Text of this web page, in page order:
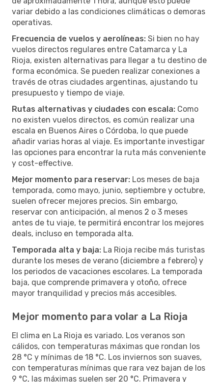
variar debido a las condiciones climáticas o demoras
operativas.
Frecuencia de vuelos y aerolíneas: Si bien no hay
vuelos directos regulares entre Catamarca y La
Rioja, existen alternativas para llegar a tu destino de
forma económica. Se pueden realizar conexiones a
través de otras ciudades argentinas, ajustando tu
presupuesto y tiempo de viaje.
Rutas alternativas y ciudades con escala: Como
no existen vuelos directos, es común realizar una
escala en Buenos Aires o Córdoba, lo que puede
añadir varias horas al viaje. Es importante investigar
las opciones para encontrar la ruta más conveniente
y cost-effective.
Mejor momento para reservar: Los meses de baja
temporada, como mayo, junio, septiembre y octubre,
suelen ofrecer mejores precios. Sin embargo,
reservar con anticipación, al menos 2 o 3 meses
antes de tu viaje, te permitirá encontrar los mejores
deals, incluso en temporada alta.
Temporada alta y baja: La Rioja recibe más turistas
durante los meses de verano (diciembre a febrero) y
los periodos de vacaciones escolares. La temporada
baja, que comprende primavera y otoño, ofrece
mayor tranquilidad y precios más accesibles.
Mejor momento para volar a La Rioja
El clima en La Rioja es variado. Los veranos son
cálidos, con temperaturas máximas que rondan los
28 °C y mínimas de 18 °C. Los inviernos son suaves,
con temperaturas mínimas que rara vez bajan de los
9 °C, las máximas suelen ser 20 °C. Primavera y